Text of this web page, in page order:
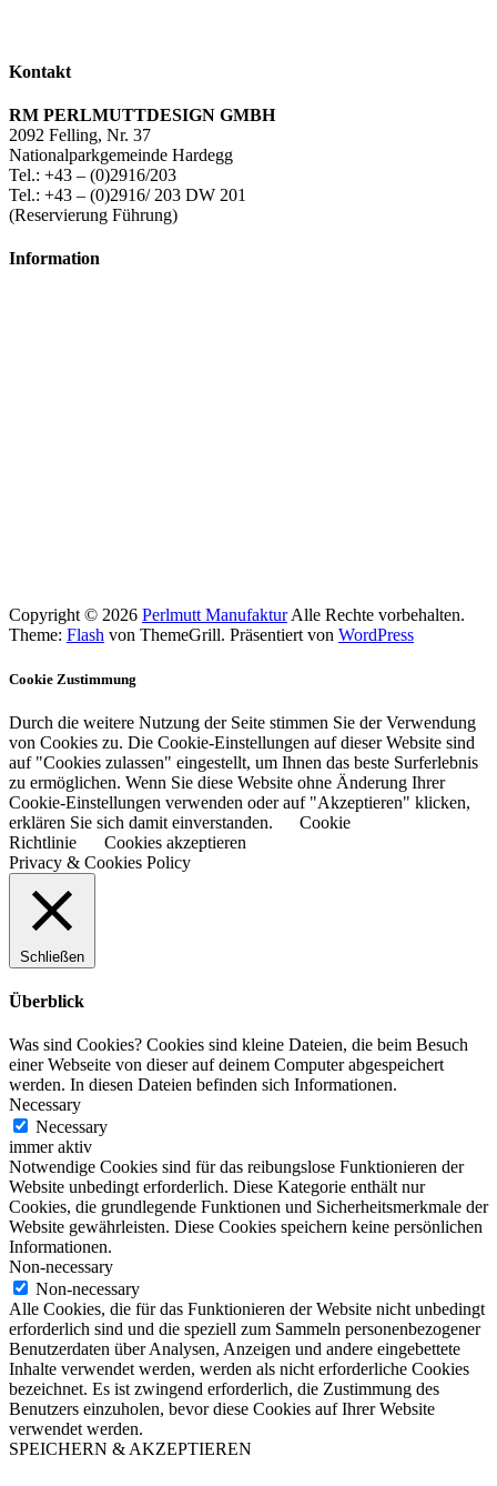
Kontakt
RM PERLMUTTDESIGN GMBH
2092 Felling, Nr. 37
Nationalparkgemeinde Hardegg
Tel.: +43 – (0)2916/203
Tel.: +43 – (0)2916/ 203 DW 201
(Reservierung Führung)
Information
Copyright © 2026 Perlmutt ManufakturAlle Rechte vorbehalten.
Theme: Flash von ThemeGrill. Präsentiert von WordPress
Cookie Zustimmung
Durch die weitere Nutzung der Seite stimmen Sie der Verwendung
von Cookies zu. Die Cookie-Einstellungen auf dieser Website sind
auf "Cookies zulassen" eingestellt, um Ihnen das beste Surferlebnis
zu ermöglichen. Wenn Sie diese Website ohne Änderung Ihrer
Cookie-Einstellungen verwenden oder auf "Akzeptieren" klicken,
erklären Sie sich damit einverstanden.
Cookie
Richtlinie
Cookies akzeptieren
Privacy & Cookies Policy
Schließen
Überblick
Was sind Cookies? Cookies sind kleine Dateien, die beim Besuch
einer Webseite von dieser auf deinem Computer abgespeichert
werden. In diesen Dateien befinden sich Informationen.
Necessary
Necessary
immer aktiv
Notwendige Cookies sind für das reibungslose Funktionieren der
Website unbedingt erforderlich. Diese Kategorie enthält nur
Cookies, die grundlegende Funktionen und Sicherheitsmerkmale der
Website gewährleisten. Diese Cookies speichern keine persönlichen
Informationen.
Non-necessary
Non-necessary
Alle Cookies, die für das Funktionieren der Website nicht unbedingt
erforderlich sind und die speziell zum Sammeln personenbezogener
Benutzerdaten über Analysen, Anzeigen und andere eingebettete
Inhalte verwendet werden, werden als nicht erforderliche Cookies
bezeichnet. Es ist zwingend erforderlich, die Zustimmung des
Benutzers einzuholen, bevor diese Cookies auf Ihrer Website
verwendet werden.
SPEICHERN & AKZEPTIEREN